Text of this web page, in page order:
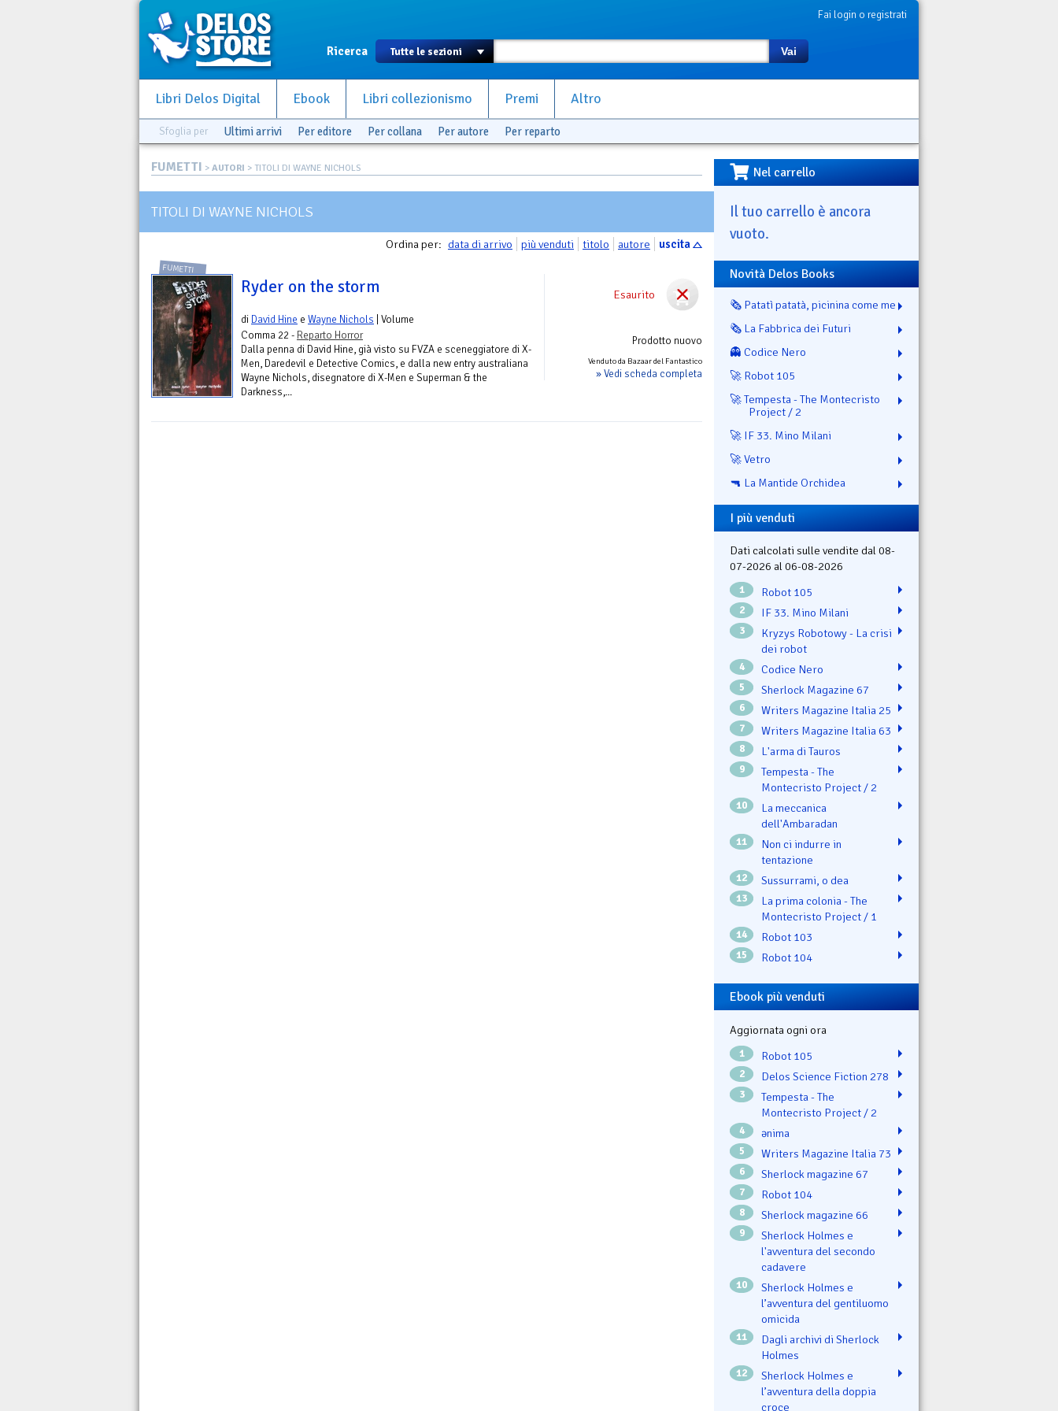
Fai login o registrati
Ricerca Vai
Libri Delos Digital Ebook Libri collezionismo Premi Altro
Sfoglia per Ultimi arrivi Per editore Per collana Per autore Per reparto
FUMETTI > AUTORI > TITOLI DI WAYNE NICHOLS
TITOLI DI WAYNE NICHOLS
Ordina per: data di arrivo più venduti titolo autore uscita
Esaurito
Prodotto nuovo
Venduto da Bazaar del Fantastico
» Vedi scheda completa
FUMETTI
Ryder on the storm
di David Hine e Wayne Nichols | Volume
Comma 22 - Reparto Horror
Dalla penna di David Hine, già visto su FVZA e sceneggiatore di X-
Men, Daredevil e Detective Comics, e dalla new entry australiana
Wayne Nichols, disegnatore di X-Men e Superman & the
Darkness,...
Nel carrello
Il tuo carrello è ancora
vuoto.
Novità Delos Books
🗞️ Patatì patatà, picinina come me
🗞️ La Fabbrica dei Futuri
👻 Codice Nero
🚀 Robot 105
🚀 Tempesta - The Montecristo
Project / 2
🚀 IF 33. Mino Milani
🚀 Vetro
🔫 La Mantide Orchidea
I più venduti
Dati calcolati sulle vendite dal 08-
07-2026 al 06-08-2026
1 Robot 105
2 IF 33. Mino Milani
3
Kryzys Robotowy - La crisi
dei robot
4 Codice Nero
5 Sherlock Magazine 67
6 Writers Magazine Italia 25
7 Writers Magazine Italia 63
8 L'arma di Tauros
9
Tempesta - The
Montecristo Project / 2
10
La meccanica
dell'Ambaradan
11
Non ci indurre in
tentazione
12 Sussurrami, o dea
13
La prima colonia - The
Montecristo Project / 1
14 Robot 103
15 Robot 104
Ebook più venduti
Aggiornata ogni ora
1 Robot 105
2 Delos Science Fiction 278
3
Tempesta - The
Montecristo Project / 2
4 ənima
5 Writers Magazine Italia 73
6 Sherlock magazine 67
7 Robot 104
8 Sherlock magazine 66
9
Sherlock Holmes e
l'avventura del secondo
cadavere
10
Sherlock Holmes e
l’avventura del gentiluomo
omicida
11
Dagli archivi di Sherlock
Holmes
12
Sherlock Holmes e
l’avventura della doppia
croce